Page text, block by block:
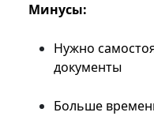
Минусы:
Нужно
документы
Больше